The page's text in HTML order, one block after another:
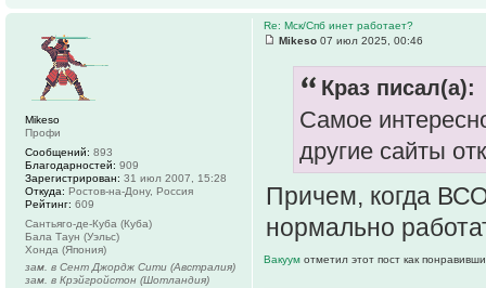
Re: Мск/Спб инет работает?
Mikeso 07 июл 2025, 00:46
Краз писал(а):
Самое
другие сайты
Причем, когда
нормально
Вакуум отметил этот пост как
Mikeso
Профи
Сообщений: 893
Благодарностей: 909
Зарегистрирован: 31 июл 2007, 15:28
Откуда: Ростов-на-Дону, Россия
Рейтинг: 609
Сантьяго-де-Куба (Куба)
Бала Таун (Уэльс)
Хонда (Япония)
зам. в Сент Джордж Сити (Австралия)
зам. в Крэйгройстон (Шотландия)